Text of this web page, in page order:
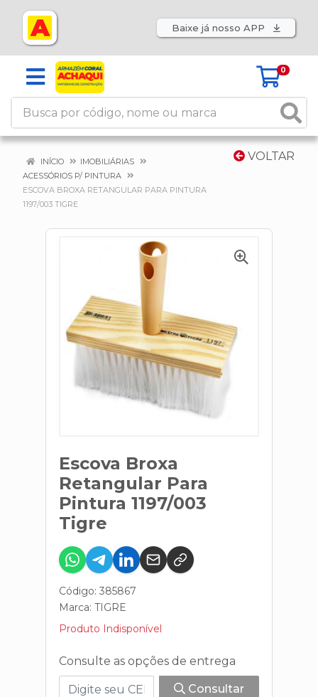
Baixe já nosso APP
0
VOLTAR
INÍCIO
IMOBILIÁRIAS
ACESSÓRIOS P/ PINTURA
ESCOVA BROXA RETANGULAR PARA PINTURA
1197/003 TIGRE
Escova Broxa
Retangular Para
Pintura 1197/003
Tigre
Código: 385867
Marca: TIGRE
Produto Indisponível
Consulte as opções de entrega
Consultar